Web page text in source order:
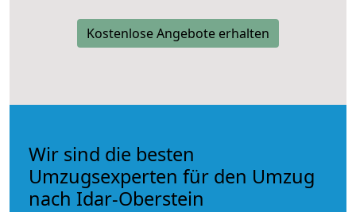
Kostenlose Angebote erhalten
Wir sind die besten
Umzugsexperten für den Umzug
nach Idar-Oberstein